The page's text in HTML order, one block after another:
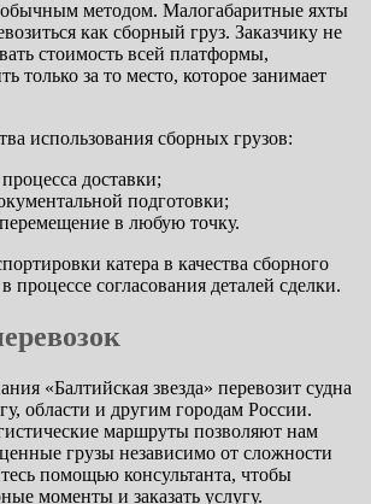
методом. Малогабаритные яхты
как сборный груз. Заказчику не
стоимость всей платформы,
только за то место, которое занимает
использования сборных грузов:
доставки;
подготовки;
в любую точку.
катера в качества сборного
процессе согласования деталей сделки.
«Балтийская звезда» перевозит судна
области и другим городам России.
маршруты позволяют нам
грузы независимо от сложности
помощью консультанта, чтобы
моменты и заказать услугу.